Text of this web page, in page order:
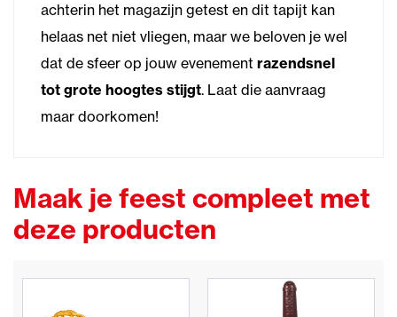
achterin het magazijn getest en dit tapijt kan
helaas net niet vliegen, maar we beloven je wel
dat de sfeer op jouw evenement razendsnel
tot grote hoogtes stijgt. Laat die aanvraag
maar doorkomen!
Maak je feest compleet met
deze producten